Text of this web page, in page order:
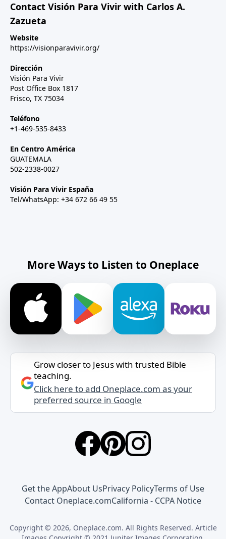
Contact Visión Para Vivir with Carlos A.
Zazueta
Website
https://visionparavivir.org/
Dirección
Visión Para Vivir
Post Office Box 1817
Frisco, TX 75034
Teléfono
+1-469-535-8433
En Centro América
GUATEMALA
502-2338-0027
Visión Para Vivir España
Tel/WhatsApp: +34 672 66 49 55
More Ways to Listen to Oneplace
Grow closer to Jesus with trusted Bible
teaching.
Click here to add Oneplace.com as your
preferred source in Google
Get the AppAbout UsPrivacy PolicyTerms of Use
Contact Oneplace.comCalifornia - CCPA Notice
Copyright © 2026, Oneplace.com. All Rights Reserved. Article